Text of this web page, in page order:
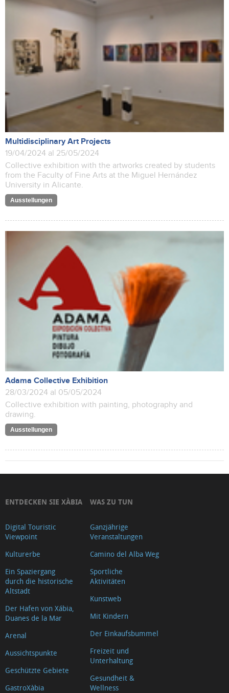
Multidisciplinary Art Projects
19/04/2024 al 25/05/2024
Collective exhibition with the artworks created by students
from the Faculty of Fine Arts at the Miguel Hernández
University in Alicante.
Ausstellungen
Adama Collective Exhibition
28/03/2024 al 05/05/2024
Collective exhibition with painting, photography and
drawing.
Ausstellungen
ENTDECKEN SIE XÀBIA
Digital Touristic
Viewpoint
Kulturerbe
Ein Spaziergang
durch die historische
Altstadt
Der Hafen von Xábia,
Duanes de la Mar
Arenal
Aussichtspunkte
Geschützte Gebiete
GastroXàbia
WAS ZU TUN
Ganzjährige
Veranstaltungen
Camino del Alba Weg
Sportliche
Aktivitäten
Kunstweb
Mit Kindern
Der Einkaufsbummel
Freizeit und
Unterhaltung
Gesundheit &
Wellness